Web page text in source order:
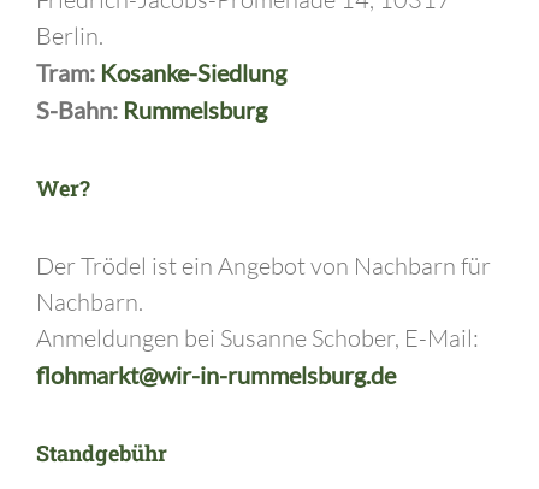
Berlin.
Tram: Kosanke-Siedlung
S-Bahn: Rummelsburg
Wer?
Der Trödel ist ein Angebot von Nachbarn für
Nachbarn.
Anmeldungen bei Susanne Schober, E-Mail:
flohmarkt@wir-in-rummelsburg.de
Standgebühr